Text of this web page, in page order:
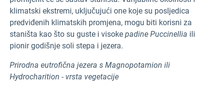
klimatski ekstremi, uključujući one koje su posljedica
predviđenih klimatskih promjena, mogu biti korisni za
staništa kao što su guste i visoke padine Puccinellia ili
pionir godišnje soli stepa i jezera.
Prirodna eutrofična jezera s Magnopotamion ili
Hydrocharition - vrsta vegetacije